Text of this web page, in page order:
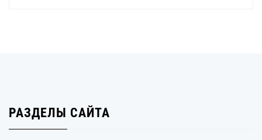
РАЗДЕЛЫ САЙТА